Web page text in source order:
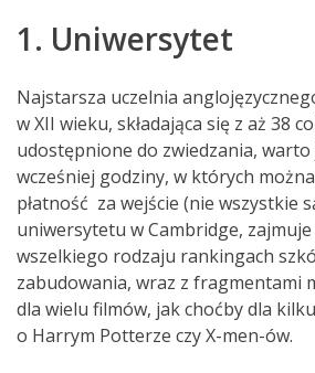
1. Uniwersytet
Najstarsza uczelnia
w XII wieku, składająca się z aż 38
udostępnione do zwiedzania,
wcześniej godziny, w których
płatność za wejście (nie wszystkie
uniwersytetu w Cambridge, zajmuje
wszelkiego rodzaju rankingach
zabudowania, wraz z fragmentami
dla wielu filmów, jak choćby dla
o Harrym Potterze czy X-men-ów.